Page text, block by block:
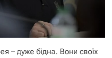
– дуже бідна. Вони своїх